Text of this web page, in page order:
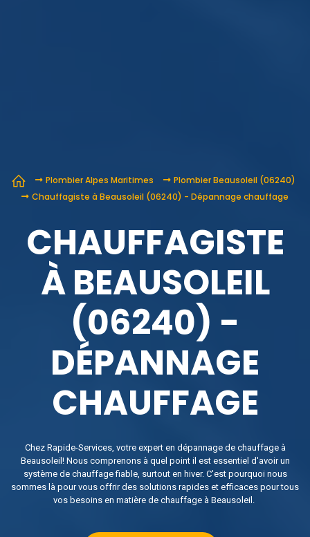
Plombier Alpes Maritimes
Plombier Beausoleil (06240)
Chauffagiste à Beausoleil (06240) - Dépannage chauffage
CHAUFFAGISTE
À BEAUSOLEIL
(06240) -
DÉPANNAGE
CHAUFFAGE
Chez Rapide-Services, votre expert en dépannage de chauffage à
Beausoleil! Nous comprenons à quel point il est essentiel d'avoir un
système de chauffage fiable, surtout en hiver. C'est pourquoi nous
sommes là pour vous offrir des solutions rapides et efficaces pour tous
vos besoins en matière de chauffage à Beausoleil.